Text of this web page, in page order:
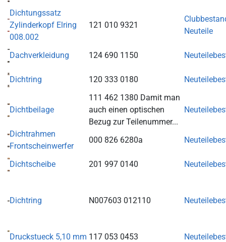
Dichtungssatz
Zylinderkopf Elring
008.002
121 010 9321
Neuteile
Dachverkleidung 124 690 1150
Dichtring 120 333 0180
Dichtbeilage
111 462 1380 Damit man
auch einen optischen
Bezug zur Teilenummer...
Dichtrahmen
Frontscheinwerfer
000 826 6280a
Dichtscheibe 201 997 0140
Dichtring N007603 012110
Druckstueck 5,10 mm 117 053 0453